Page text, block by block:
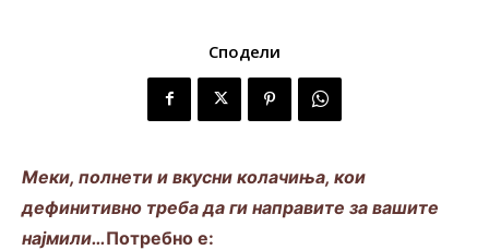
Сподели
Меки, полнети и вкусни колачиња, кои
дефинитивно треба да ги направите за вашите
најмили…Потребно е: